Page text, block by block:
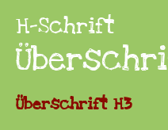
H-Schrift
Überschrift H3